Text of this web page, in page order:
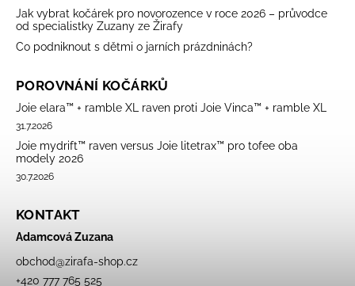
Jak vybrat kočárek pro novorozence v roce 2026 – průvodce
od specialistky Zuzany ze Žirafy
Co podniknout s dětmi o jarních prázdninách?
POROVNÁNÍ KOČÁRKŮ
Joie elara™ + ramble XL raven proti Joie Vinca™ + ramble XL
31.7.2026
Joie mydrift™ raven versus Joie litetrax™ pro tofee oba
modely 2026
30.7.2026
KONTAKT
Adamcová Zuzana
obchod@zirafa-shop.cz
+420 777 765 525